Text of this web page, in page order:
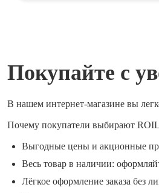
Покупайте с
В нашем интернет-магазине вы
Почему покупатели выбирают
Выгодные цены и акционные
Весь товар в наличии:
Лёгкое оформление заказа без